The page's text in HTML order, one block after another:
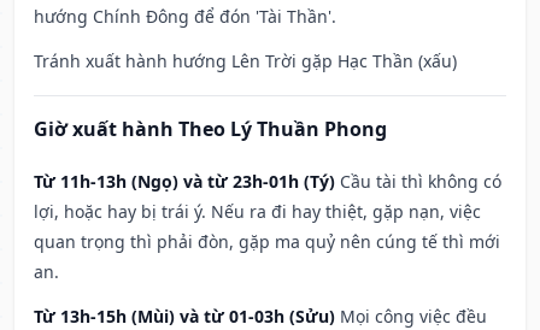
hướng Chính Đông để đón 'Tài Thần'.
Tránh xuất hành hướng Lên Trời gặp Hạc Thần (xấu)
Giờ xuất hành Theo Lý Thuần Phong
Từ 11h-13h (Ngọ) và từ 23h-01h (Tý) Cầu tài thì không có
lợi, hoặc hay bị trái ý. Nếu ra đi hay thiệt, gặp nạn, việc
quan trọng thì phải đòn, gặp ma quỷ nên cúng tế thì mới
an.
Từ 13h-15h (Mùi) và từ 01-03h (Sửu) Mọi công việc đều